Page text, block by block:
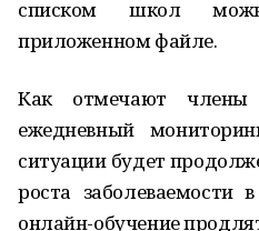
списком школ
приложенном файле.
Как отмечают члены
ежедневный
ситуации будет
роста заболеваемости
онлайн-обучение